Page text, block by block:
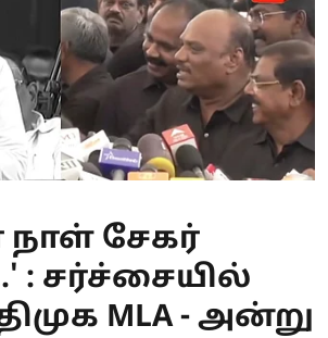
சேகர்
: சர்ச்சையில்
MLA - அன்று